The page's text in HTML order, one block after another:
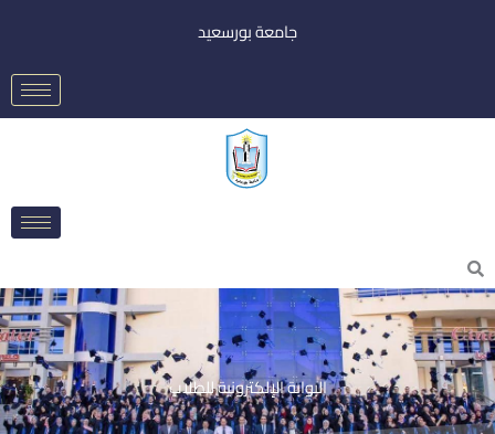
جامعة بورسعيد
Search
البوابة الإلكترونية للطلاب